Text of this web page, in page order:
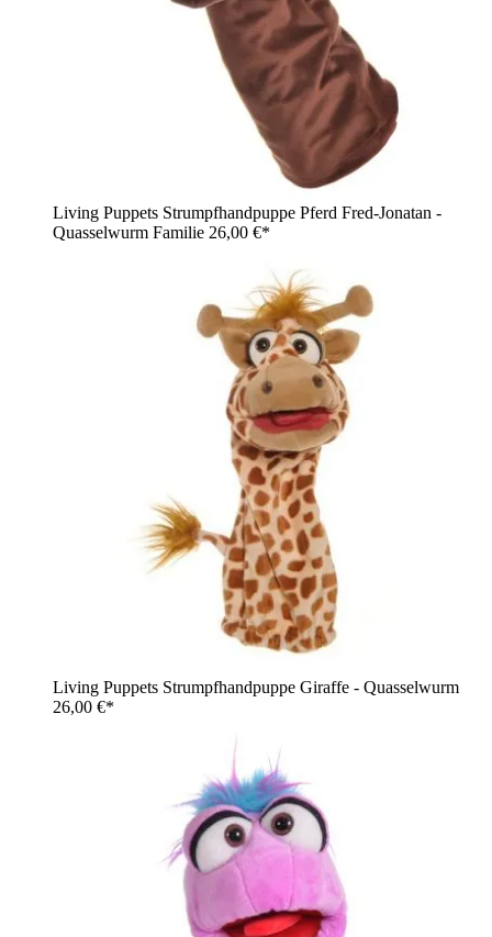
Living Puppets Strumpfhandpuppe Pferd Fred-Jonatan -
Quasselwurm Familie 26,00 €*
Living Puppets Strumpfhandpuppe Giraffe - Quasselwurm
26,00 €*